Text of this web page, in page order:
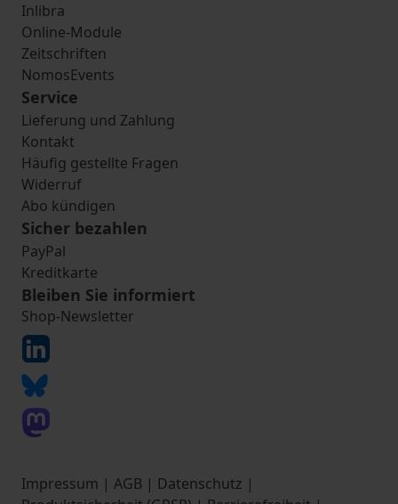
Inlibra
Online-Module
Zeitschriften
NomosEvents
Service
Lieferung und Zahlung
Kontakt
Häufig gestellte Fragen
Widerruf
Abo kündigen
Sicher bezahlen
PayPal
Kreditkarte
Bleiben Sie informiert
Shop-Newsletter
Impressum | AGB | Datenschutz |